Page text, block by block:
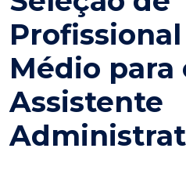
Médio para
Assistente